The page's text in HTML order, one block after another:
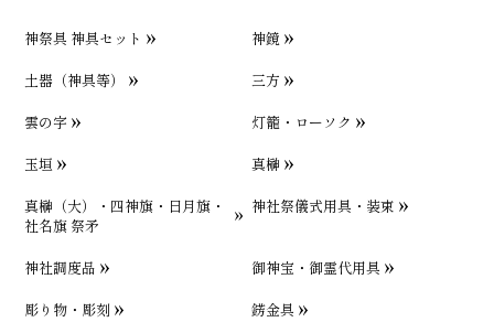
神祭具 神具セット
神鏡
土器（神具等）
三方
雲の字
灯籠・ローソク
玉垣
真榊
真榊（大）・四神旗・日月旗・
社名旗 祭矛
神社祭儀式用具・装束
神社調度品
御神宝・御霊代用具
彫り物・彫刻
錺金具